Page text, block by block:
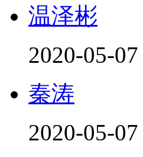
温泽彬
2020-05-
秦涛
2020-05-